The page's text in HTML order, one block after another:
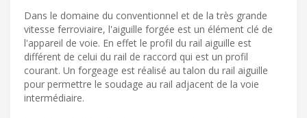
Dans le domaine du conventionnel et de la très grande
vitesse ferroviaire, l'aiguille forgée est un élément clé de
l'appareil de voie. En effet le profil du rail aiguille est
différent de celui du rail de raccord qui est un profil
courant. Un forgeage est réalisé au talon du rail aiguille
pour permettre le soudage au rail adjacent de la voie
intermédiaire.